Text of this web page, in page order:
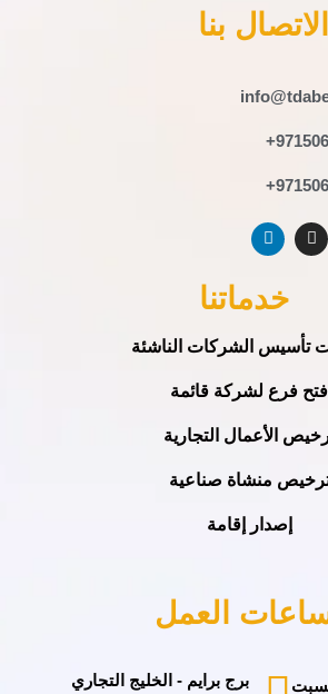
الاتصال بنا
خدماتنا
تأسيس الشركات الناشئة
فتح فرع لشركة قائمة
الأعمال التجارية
منشاة صناعية
إصدار إقامة
العمل
برج برايم - الخليج التجاري